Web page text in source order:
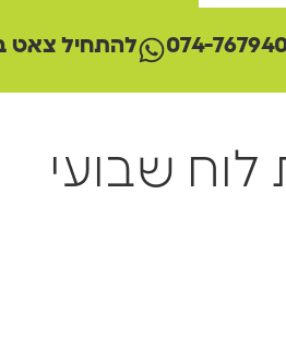
להתחיל צאט
שבועי